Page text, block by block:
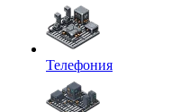
Телефония